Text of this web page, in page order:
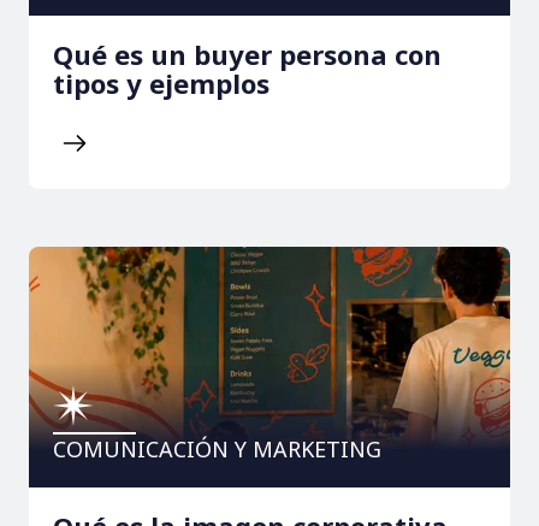
Qué es un buyer persona con
tipos y ejemplos
COMUNICACIÓN Y MARKETING